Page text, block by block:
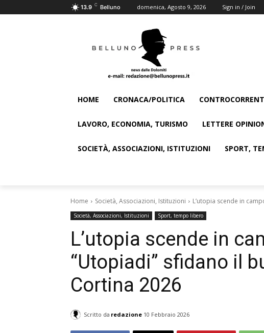
13.9 C Belluno domenica, Agosto 9, 2026 Sign in / Join
HOME CRONACA/POLITICA
LAVORO, ECONOMIA, TURISMO LETTERE
SOCIETÀ, ASSOCIAZIONI, ISTITUZIONI SPORT,
Home Società, Associazioni, Istituzioni L’utopia scende in
Società, Associazioni, Istituzioni Sport, tempo libero
L’utopia scende in
“Utopiadi” sfidano il
Cortina 2026
Scritto da redazione 10 Febbraio 2026